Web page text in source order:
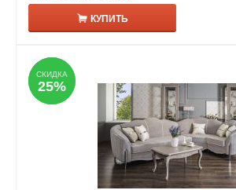
КУПИТЬ
СКИДКА
25%
СКИДКА
25%